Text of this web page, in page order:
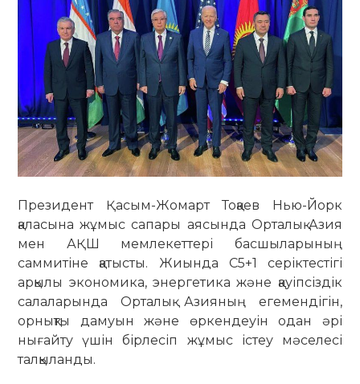
Президент Қасым-Жомарт Тоқаев Нью-Йорк
қаласына жұмыс сапары аясында Орталық Азия
мен АҚШ мемлекеттері басшыларының
саммитіне қатысты. Жиында С5+1 серіктестігі
арқылы экономика, энергетика және қауіпсіздік
салаларында Орталық Азияның егемендігін,
орнықты дамуын және өркендеуін одан әрі
нығайту үшін бірлесіп жұмыс істеу мәселесі
талқыланды.